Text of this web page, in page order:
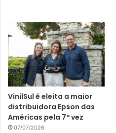
VinilSul é eleita a maior
distribuidora Epson das
Américas pela 7ª vez
07/07/2026